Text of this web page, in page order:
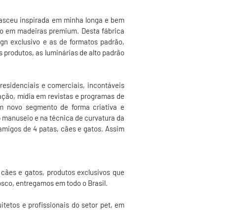
inspirada em minha longa e bem
em madeiras premium. Desta fábrica
exclusivo e as de formatos padrão,
produtos, as luminárias de alto padrão
e comerciais, incontáveis
mídia em revistas e programas de
novo segmento de forma criativa e
e na técnica de curvatura da
de 4 patas, cães e gatos. Assim
e gatos, produtos exclusivos que
entregamos em todo o Brasil.
e profissionais do setor pet, em